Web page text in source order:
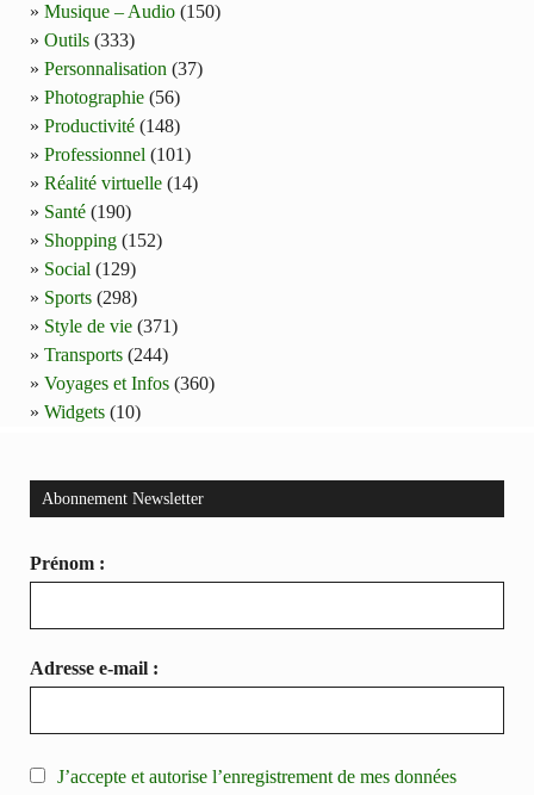
Musique – Audio (150)
Outils (333)
Personnalisation (37)
Photographie (56)
Productivité (148)
Professionnel (101)
Réalité virtuelle (14)
Santé (190)
Shopping (152)
Social (129)
Sports (298)
Style de vie (371)
Transports (244)
Voyages et Infos (360)
Widgets (10)
Abonnement Newsletter
Prénom :
Adresse e-mail :
J’accepte et autorise l’enregistrement de mes données